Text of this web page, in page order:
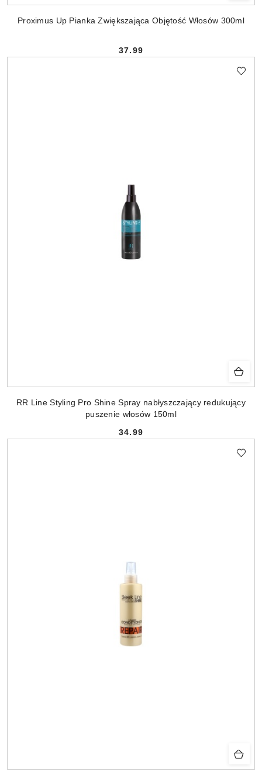
Proximus Up Pianka Zwiększająca Objętość Włosów 300ml
Cena:
37.99
RR Line Styling Pro Shine Spray nabłyszczający redukujący
puszenie włosów 150ml
Cena:
34.99